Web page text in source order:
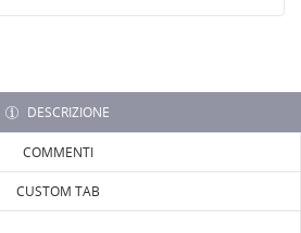
add_circle_outline Crea
DESCRIZIONE
COMMENTI
CUSTOM TAB